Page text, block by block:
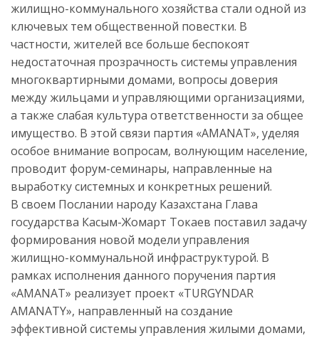
жилищно-коммунального хозяйства стали одной из
ключевых тем общественной повестки. В
частности, жителей все больше беспокоят
недостаточная прозрачность системы управления
многоквартирными домами, вопросы доверия
между жильцами и управляющими организациями,
а также слабая культура ответственности за общее
имущество. В этой связи партия «AMANAT», уделяя
особое внимание вопросам, волнующим население,
проводит форум-семинары, направленные на
выработку системных и конкретных решений.
В своем Послании народу Казахстана Глава
государства Касым-Жомарт Токаев поставил задачу
формирования новой модели управления
жилищно-коммунальной инфраструктурой. В
рамках исполнения данного поручения партия
«AMANAT» реализует проект «TURGYNDAR
AMANATY», направленный на создание
эффективной системы управления жилыми домами,